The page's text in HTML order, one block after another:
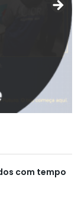
com tempo